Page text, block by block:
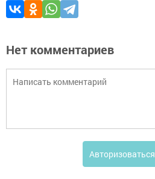
Нет комментариев
Авторизоваться